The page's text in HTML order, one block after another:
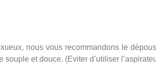
nous vous recommandons le
et douce. (Eviter d’utiliser